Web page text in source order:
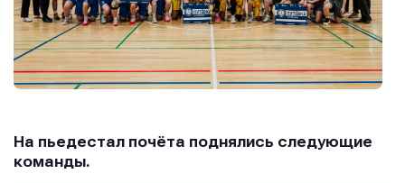
На пьедестал почёта поднялись следующие
команды.